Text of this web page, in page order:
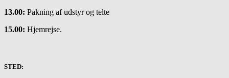
13.00: Pakning af udstyr og telte
15.00: Hjemrejse.
STED: